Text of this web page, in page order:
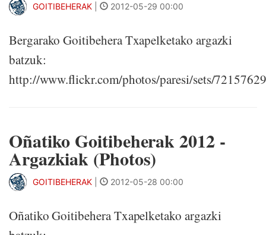
GOITIBEHERAK 2012-05-29 00:00
Bergarako Goitibehera Txapelketako argazki
batzuk:
http://www.flickr.com/photos/paresi/sets/
Oñatiko Goitibeherak 2012 -
Argazkiak (Photos)
GOITIBEHERAK 2012-05-28 00:00
Oñatiko Goitibehera Txapelketako argazki